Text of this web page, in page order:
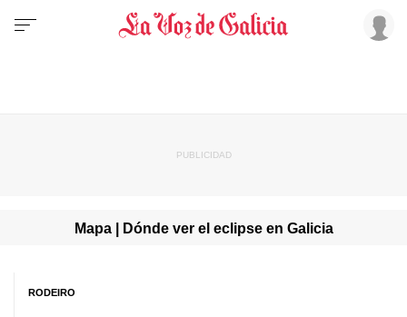
Mapa | Dónde ver el eclipse en Galicia
RODEIRO